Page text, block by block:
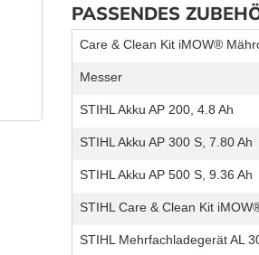
PASSENDES
Care & Clean Kit iMOW®
Messer
STIHL Akku AP 200, 4.8 Ah
STIHL Akku AP 300 S, 7.80 Ah
STIHL Akku AP 500 S, 9.36 Ah
STIHL Care & Clean Kit
STIHL Mehrfachladegerät AL